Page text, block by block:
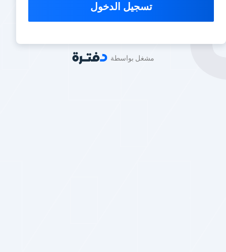
تسجيل الدخول
مشغل بواسطة